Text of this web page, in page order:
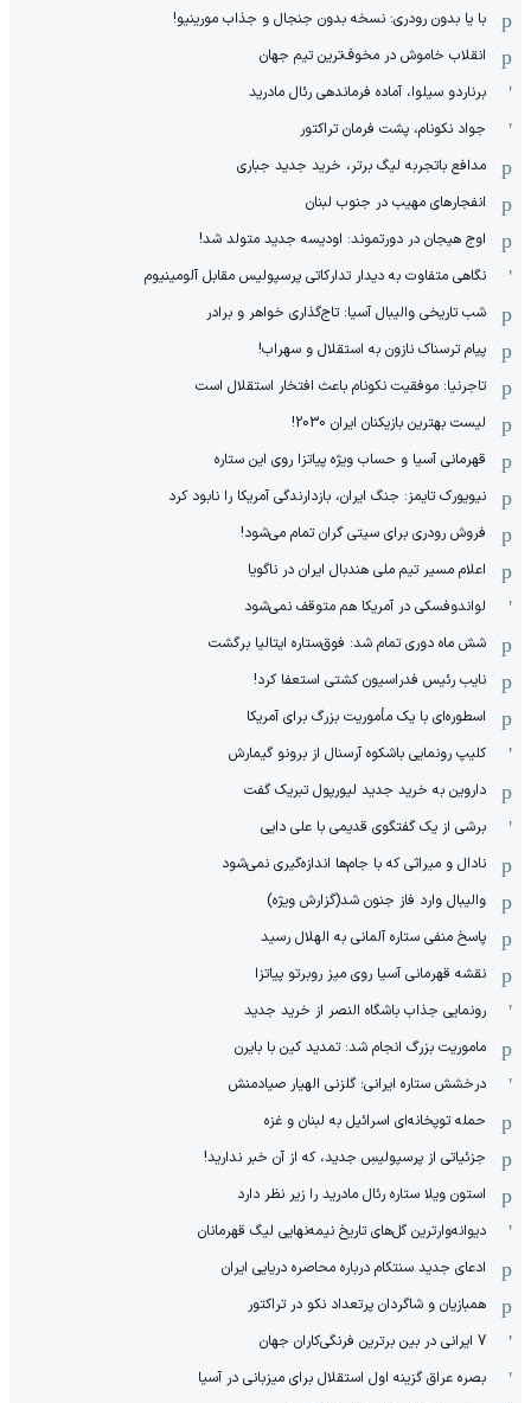
با یا بدون رودری: نسخه بدون جنجال و جذاب مورینیو!
انقلاب خاموش در مخوف‌‌ترین تیم جهان
برناردو سیلوا، آماده فرماندهی رئال مادرید
جواد نکونام، پشت فرمان تراکتور
مدافع باتجربه لیگ برتر، خرید جدید جباری
انفجارهای مهیب در جنوب لبنان
اوج هیجان در دورتموند: اودیسه جدید متولد شد!
نگاهی متفاوت به دیدار تدارکاتی پرسپولیس مقابل آلومینیوم
شب تاریخی والیبال آسیا: تاج‌گذاری خواهر و برادر
پیام ترسناک نازون به استقلال و سهراب!
تاجرنیا: موفقیت نکونام باعث افتخار استقلال است
لیست بهترین بازیکنان ایران 2030!
قهرمانی آسیا و حساب ویژه پیاتزا روی این ستاره
نیویورک تایمز: جنگ ایران، بازدارندگی آمریکا را نابود کرد
فروش رودری برای سیتی گران تمام می‌شود!
اعلام مسیر تیم ملی هندبال ایران در ناگویا
لواندوفسکی در آمریکا هم متوقف نمی‌شود
شش ماه دوری تمام شد: فوق‌ستاره ایتالیا برگشت
نایب رئیس فدراسیون کشتی استعفا کرد!
اسطوره‌ای با یک مأموریت بزرگ برای آمریکا
کلیپ رونمایی باشکوه آرسنال از برونو گیمارش
داروین به خرید جدید لیورپول تبریک گفت
برشی از یک گفتگوی قدیمی با علی دایی
نادال و میراثی که با جام‌ها اندازه‌گیری نمی‌شود
والیبال وارد فاز جنون شد(گزارش ویژه)
پاسخ منفی ستاره آلمانی به الهلال رسید
نقشه قهرمانی آسیا روی میز روبرتو پیاتزا
رونمایی جذاب باشگاه النصر از خرید جدید
ماموریت بزرگ انجام شد: تمدید کین با بایرن
درخشش ستاره ایرانی؛ گلزنی الهیار صیادمنش
حمله توپخانه‌ای اسرائیل به لبنان و غزه
جزئیاتی از پرسپولیسِ جدید، که از آن ‌خبر ندارید!
استون ویلا ستاره رئال مادرید را زیر نظر دارد
دیوانه‌وارترین گل‌های تاریخ نیمه‌نهایی لیگ قهرمانان
ادعای جدید سنتکام درباره محاصره دریایی ایران
همبازیان و شاگردان پرتعداد نکو در تراکتور
7 ایرانی در بین برترین فرنگی‌کاران جهان
بصره عراق گزینه اول استقلال برای میزبانی در آسیا